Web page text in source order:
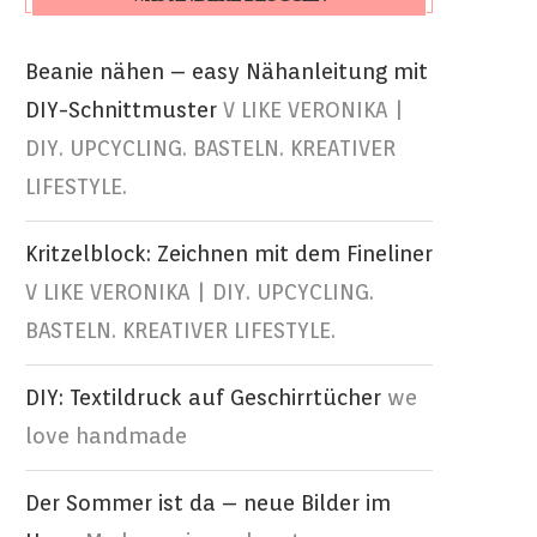
Beanie nähen – easy Nähanleitung mit
DIY-Schnittmuster V LIKE VERONIKA |
DIY. UPCYCLING. BASTELN. KREATIVER
LIFESTYLE.
Kritzelblock: Zeichnen mit dem Fineliner
V LIKE VERONIKA | DIY. UPCYCLING.
BASTELN. KREATIVER LIFESTYLE.
DIY: Textildruck auf Geschirrtücher we
love handmade
Der Sommer ist da – neue Bilder im